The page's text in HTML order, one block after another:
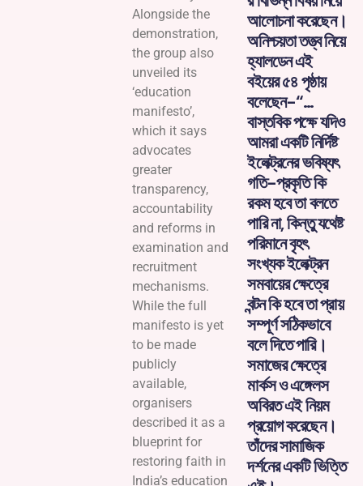
Alongside the
demonstration,
the group also
unveiled its
‘education
manifesto’,
which it says
advocates
greater
transparency,
accountability
and reforms in
examination and
recruitment
mechanisms.
While the full
manifesto is yet
to be made
publicly
available,
organisers
described it as a
blueprint for
restoring faith in
India’s education
আলোচনা করেছেন।
অনিশ্চয়তা তত্ত্ব নিয়ে
হ্যালডেন এই
বইয়ের ৫৪ পৃষ্ঠায়
বলেছেন-“…
বাস্তবিক পক্ষে যদিও
আমরা একটি নির্দিষ্ট
ইলেক্ট্রনের ভবিষ্যৎ
গতি-প্রকৃতি কি
রকম হবে তা বলতে
পারি না, কিন্তু যথেষ্ট
পরিমানে বৃহৎ
সংখ্যক ইলেক্ট্রন
সমবায়ের ক্ষেত্রে
বন্টন কি হবে তা প্রায়
সম্পূর্ণ সঠিকভাবে
বলে দিতে পারি।
সমাজের ক্ষেত্রে
মার্কস ও এঙ্গেলস
অবিরত এই নিয়ম
প্রয়োগ করেছেন।
তাঁদের সামাজিক
দর্শনের একটি ভিত্তি